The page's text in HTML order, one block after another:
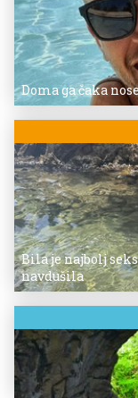
Doma ga čaka
Bila je najbolj
navdušila